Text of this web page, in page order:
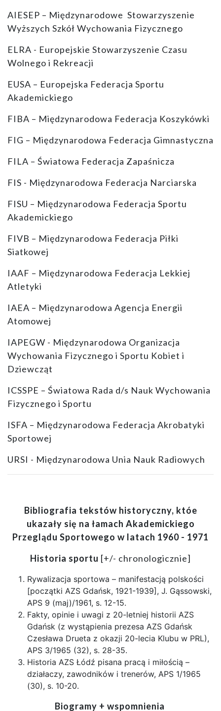
AIESEP – Międzynarodowe Stowarzyszenie
Wyższych Szkół Wychowania Fizycznego
ELRA - Europejskie Stowarzyszenie Czasu
Wolnego i Rekreacji
EUSA – Europejska Federacja Sportu
Akademickiego
FIBA – Międzynarodowa Federacja Koszykówki
FIG – Międzynarodowa Federacja Gimnastyczna
FILA – Światowa Federacja Zapaśnicza
FIS - Międzynarodowa Federacja Narciarska
FISU – Międzynarodowa Federacja Sportu
Akademickiego
FIVB – Międzynarodowa Federacja Piłki
Siatkowej
IAAF – Międzynarodowa Federacja Lekkiej
Atletyki
IAEA – Międzynarodowa Agencja Energii
Atomowej
IAPEGW - Międzynarodowa Organizacja
Wychowania Fizycznego i Sportu Kobiet i
Dziewcząt
ICSSPE – Światowa Rada d/s Nauk Wychowania
Fizycznego i Sportu
ISFA – Międzynarodowa Federacja Akrobatyki
Sportowej
URSI - Międzynarodowa Unia Nauk Radiowych
Bibliografia tekstów historyczny, któe
ukazały się na łamach Akademickiego
Przeglądu Sportowego w latach 1960 - 1971
Historia sportu [+/- chronologicznie]
Rywalizacja sportowa – manifestacją polskości
[początki AZS Gdańsk, 1921-1939], J. Gąssowski,
APS 9 (maj)/1961, s. 12-15.
Fakty, opinie i uwagi z 20-letniej historii AZS
Gdańsk (z wystąpienia prezesa AZS Gdańsk
Czesława Drueta z okazji 20-lecia Klubu w PRL),
APS 3/1965 (32), s. 28-35.
Historia AZS Łódź pisana pracą i miłością –
działaczy, zawodników i trenerów, APS 1/1965
(30), s. 10-20.
Biogramy + wspomnienia